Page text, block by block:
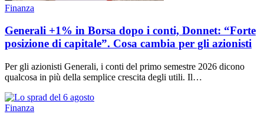
Finanza
Generali +1% in Borsa dopo i conti, Donnet: “Forte
posizione di capitale”. Cosa cambia per gli azionisti
Per gli azionisti Generali, i conti del primo semestre 2026 dicono
qualcosa in più della semplice crescita degli utili. Il…
Finanza